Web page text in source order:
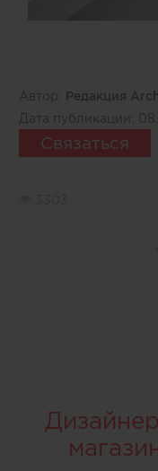
Автор:
Редакция
Дата публикации:
Связаться